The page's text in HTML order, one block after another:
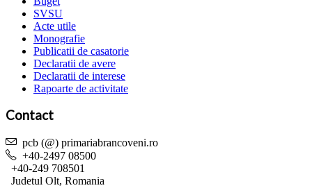
SVSU
Acte utile
Monografie
Publicatii de casatorie
Declaratii de avere
Declaratii de interese
Rapoarte de activitate
Contact
pcb (@) primariabrancoveni.ro
+40-2497 08500
+40-249 708501
Judetul Olt, Romania